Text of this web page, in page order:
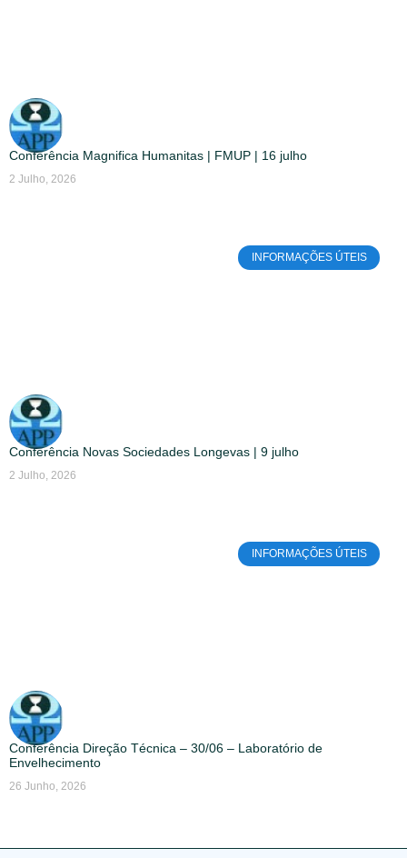
Conferência Magnifica Humanitas | FMUP | 16 julho
2 Julho, 2026
INFORMAÇÕES ÚTEIS
Conferência Novas Sociedades Longevas | 9 julho
2 Julho, 2026
INFORMAÇÕES ÚTEIS
Conferência Direção Técnica – 30/06 – Laboratório de
Envelhecimento
26 Junho, 2026